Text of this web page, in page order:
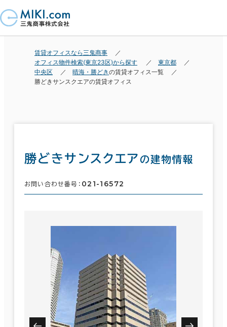
賃貸オフィスなら三鬼商事
オフィス物件検索(東京23区)から探す
東京都
中央区
晴海・勝どきの賃貸オフィス一覧
勝どきサンスクエアの賃貸オフィス
勝どきサンスクエア の建物情報
お問い合わせ番号： 021-16572